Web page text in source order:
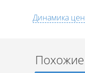
Больше
Ответим на
Динамика